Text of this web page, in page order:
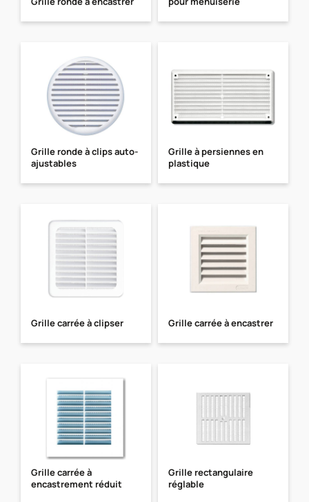
Grille ronde à clips auto-
ajustables
Grille à persiennes en
plastique
Grille carrée à clipser Grille carrée à encastrer
Grille carrée à
encastrement réduit
Grille rectangulaire
réglable